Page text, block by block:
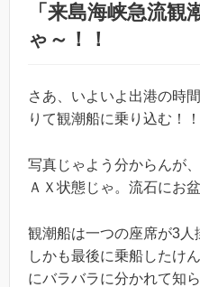
「来島海峡急流観
ゃ～！！
さあ、いよいよ出港の時
りて観潮船に乗り込む！！
写真じゃよう分からんが
ＡＸ状態じゃ。流石にお
観潮船は一つの座席が3人
しかも最後に乗船したけ
にバラバラに分かれて知